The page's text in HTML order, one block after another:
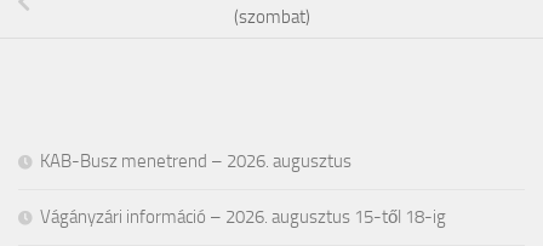
(szombat)
KAB-Busz menetrend – 2026. augusztus
Vágányzári információ – 2026. augusztus 15-től 18-ig